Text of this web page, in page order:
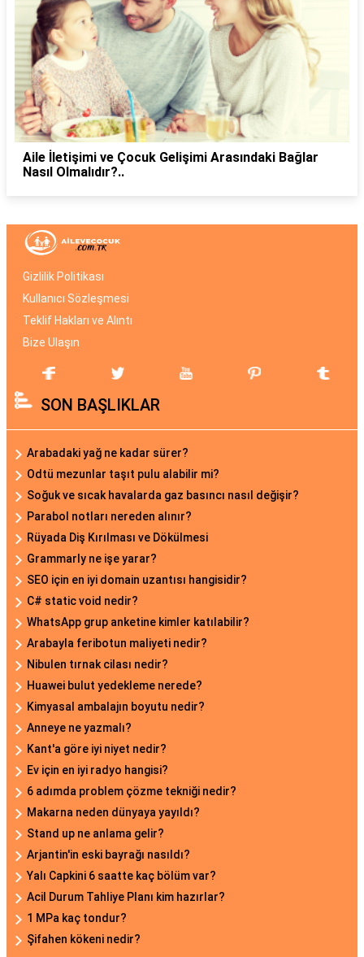
Aile İletişimi ve Çocuk Gelişimi Arasındaki Bağlar
Nasıl Olmalıdır?..
Gizlilik Politikası
Kullanıcı Sözleşmesi
Teklif Hakları ve Alıntı
Bize Ulaşın
SON BAŞLIKLAR
Arabadaki yağ ne kadar sürer?
Odtü mezunlar taşıt pulu alabilir mi?
Soğuk ve sıcak havalarda gaz basıncı nasıl değişir?
Parabol notları nereden alınır?
Rüyada Diş Kırılması ve Dökülmesi
Grammarly ne işe yarar?
SEO için en iyi domain uzantısı hangisidir?
C# static void nedir?
WhatsApp grup anketine kimler katılabilir?
Arabayla feribotun maliyeti nedir?
Nibulen tırnak cilası nedir?
Huawei bulut yedekleme nerede?
Kimyasal ambalajın boyutu nedir?
Anneye ne yazmalı?
Kant'a göre iyi niyet nedir?
Ev için en iyi radyo hangisi?
6 adımda problem çözme tekniği nedir?
Makarna neden dünyaya yayıldı?
Stand up ne anlama gelir?
Arjantin'in eski bayrağı nasıldı?
Yalı Capkini 6 saatte kaç bölüm var?
Acil Durum Tahliye Planı kim hazırlar?
1 MPa kaç tondur?
Şifahen kökeni nedir?